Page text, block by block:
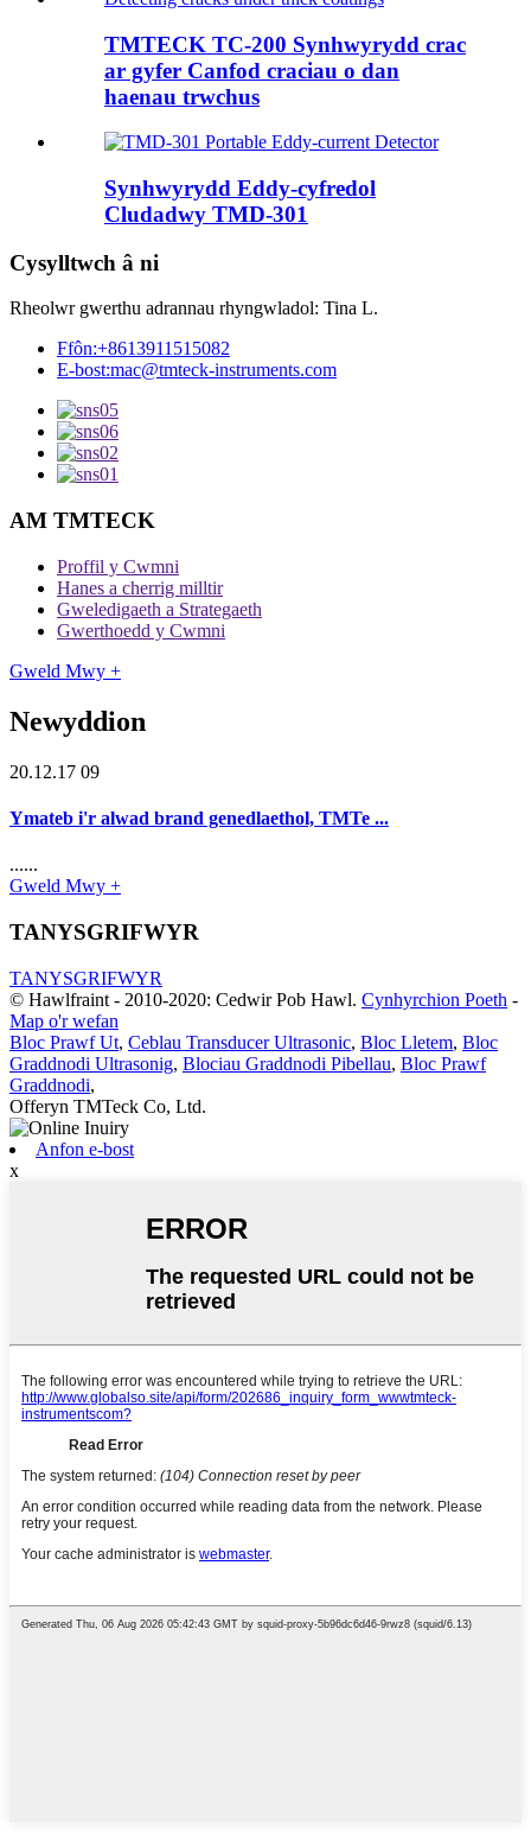
TMTECK TC-200 Synhwyrydd crac
ar gyfer Canfod craciau o dan
haenau trwchus
Synhwyrydd Eddy-cyfredol
Cludadwy TMD-301
Cysylltwch â ni
Rheolwr gwerthu adrannau rhyngwladol: Tina L.
Ffôn:+8613911515082
E-bost:mac@tmteck-instruments.com
AM TMTECK
Proffil y Cwmni
Hanes a cherrig milltir
Gweledigaeth a Strategaeth
Gwerthoedd y Cwmni
Gweld Mwy +
Newyddion
20.12.17 09
Ymateb i'r alwad brand genedlaethol, TMTe ...
......
Gweld Mwy +
TANYSGRIFWYR
TANYSGRIFWYR
© Hawlfraint - 2010-2020: Cedwir Pob Hawl. Cynhyrchion Poeth -
Map o'r wefan
Bloc Prawf Ut, Ceblau Transducer Ultrasonic, Bloc Lletem, Bloc
Graddnodi Ultrasonig, Blociau Graddnodi Pibellau, Bloc Prawf
Graddnodi,
Offeryn TMTeck Co, Ltd.
Anfon e-bost
x